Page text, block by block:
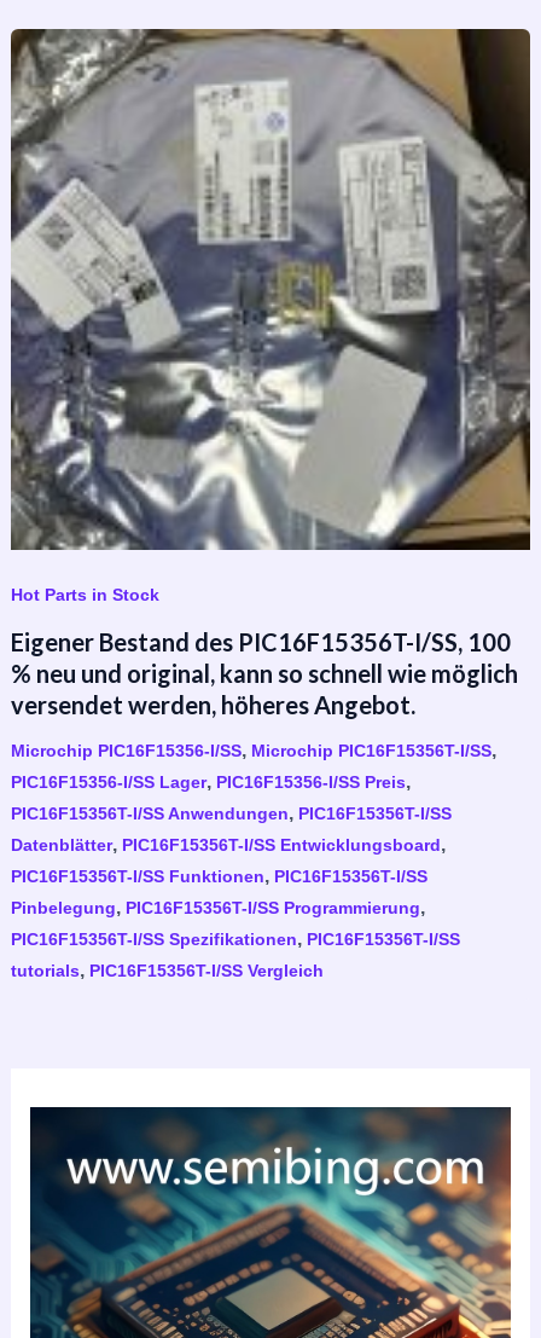
至
内
容
Hot Parts in Stock
Eigener Bestand des PIC16F15356T-I/SS, 100
% neu und original, kann so schnell wie möglich
versendet werden, höheres Angebot.
Microchip PIC16F15356-I/SS, Microchip PIC16F15356T-I/SS,
PIC16F15356-I/SS Lager, PIC16F15356-I/SS Preis,
PIC16F15356T-I/SS Anwendungen, PIC16F15356T-I/SS
Datenblätter, PIC16F15356T-I/SS Entwicklungsboard,
PIC16F15356T-I/SS Funktionen, PIC16F15356T-I/SS
Pinbelegung, PIC16F15356T-I/SS Programmierung,
PIC16F15356T-I/SS Spezifikationen, PIC16F15356T-I/SS
tutorials, PIC16F15356T-I/SS Vergleich